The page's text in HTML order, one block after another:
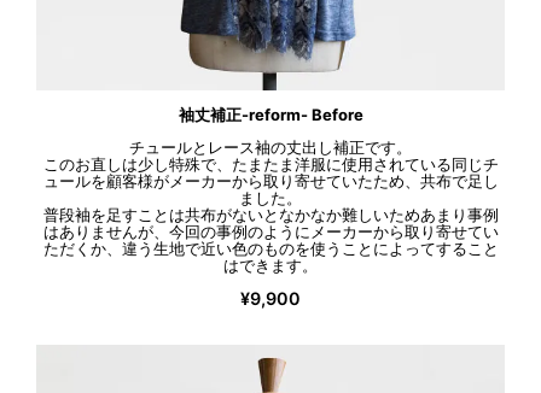
袖丈補正-reform- Before
チュールとレース袖の丈出し補正です。
このお直しは少し特殊で、たまたま洋服に使用されている同じチ
ュールを顧客様がメーカーから取り寄せていたため、共布で足し
ました。
普段袖を足すことは共布がないとなかなか難しいためあまり事例
はありませんが、今回の事例のようにメーカーから取り寄せてい
ただくか、違う生地で近い色のものを使うことによってすること
はできます。
¥9,900